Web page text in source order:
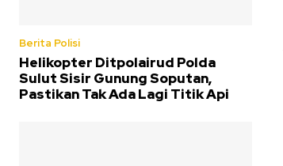
Berita Polisi
Helikopter Ditpolairud Polda
Sulut Sisir Gunung Soputan,
Pastikan Tak Ada Lagi Titik Api